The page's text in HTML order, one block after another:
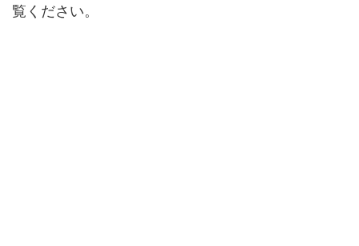
覧ください。